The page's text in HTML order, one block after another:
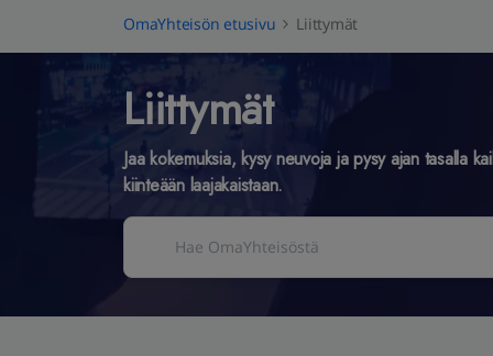
OmaYhteisön etusivu Liittymät
Liittymät
Jaa kokemuksia, kysy neuvoja ja pysy ajan tasalla
kiinteään laajakaistaan.